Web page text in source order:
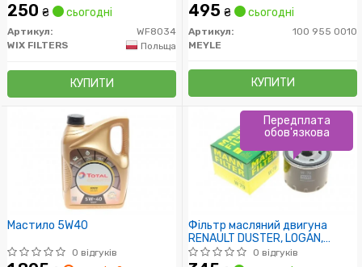
250 ₴ сьогодні
Артикул:
WF8034
WIX FILTERS
Польща
КУПИТИ
495 ₴ сьогодні
Артикул:
100 955 0010
MEYLE
КУПИТИ
Мастило 5W40
0 відгуків
Фільтр масляний двигуна
RENAULT DUSTER, LOGAN,
SCENIC I, II, III 1.5 DCI 10- (пр-во
MANN)
0 відгуків
Передплата
обов'язкова